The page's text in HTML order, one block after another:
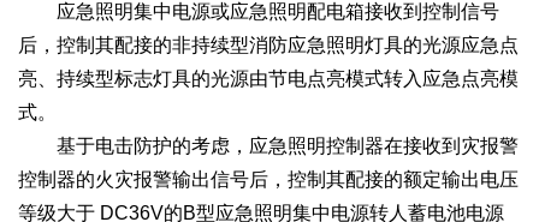
应急照明集中电源或应急照明配电箱接收到控制信号
后，控制其配接的非持续型消防应急照明灯具的光源应急点
亮、持续型标志灯具的光源由节电点亮模式转入应急点亮模
式。
基于电击防护的考虑，应急照明控制器在接收到灾报警
控制器的火灾报警输出信号后，控制其配接的额定输出电压
等级大于 DC36V的B型应急照明集中电源转人蓄电池电源